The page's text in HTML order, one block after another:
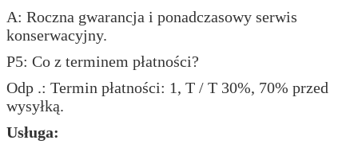
A: Roczna gwarancja i ponadczasowy serwis
konserwacyjny.
P5: Co z terminem płatności?
Odp .: Termin płatności: 1, T / T 30%, 70% przed
wysyłką.
Usługa: